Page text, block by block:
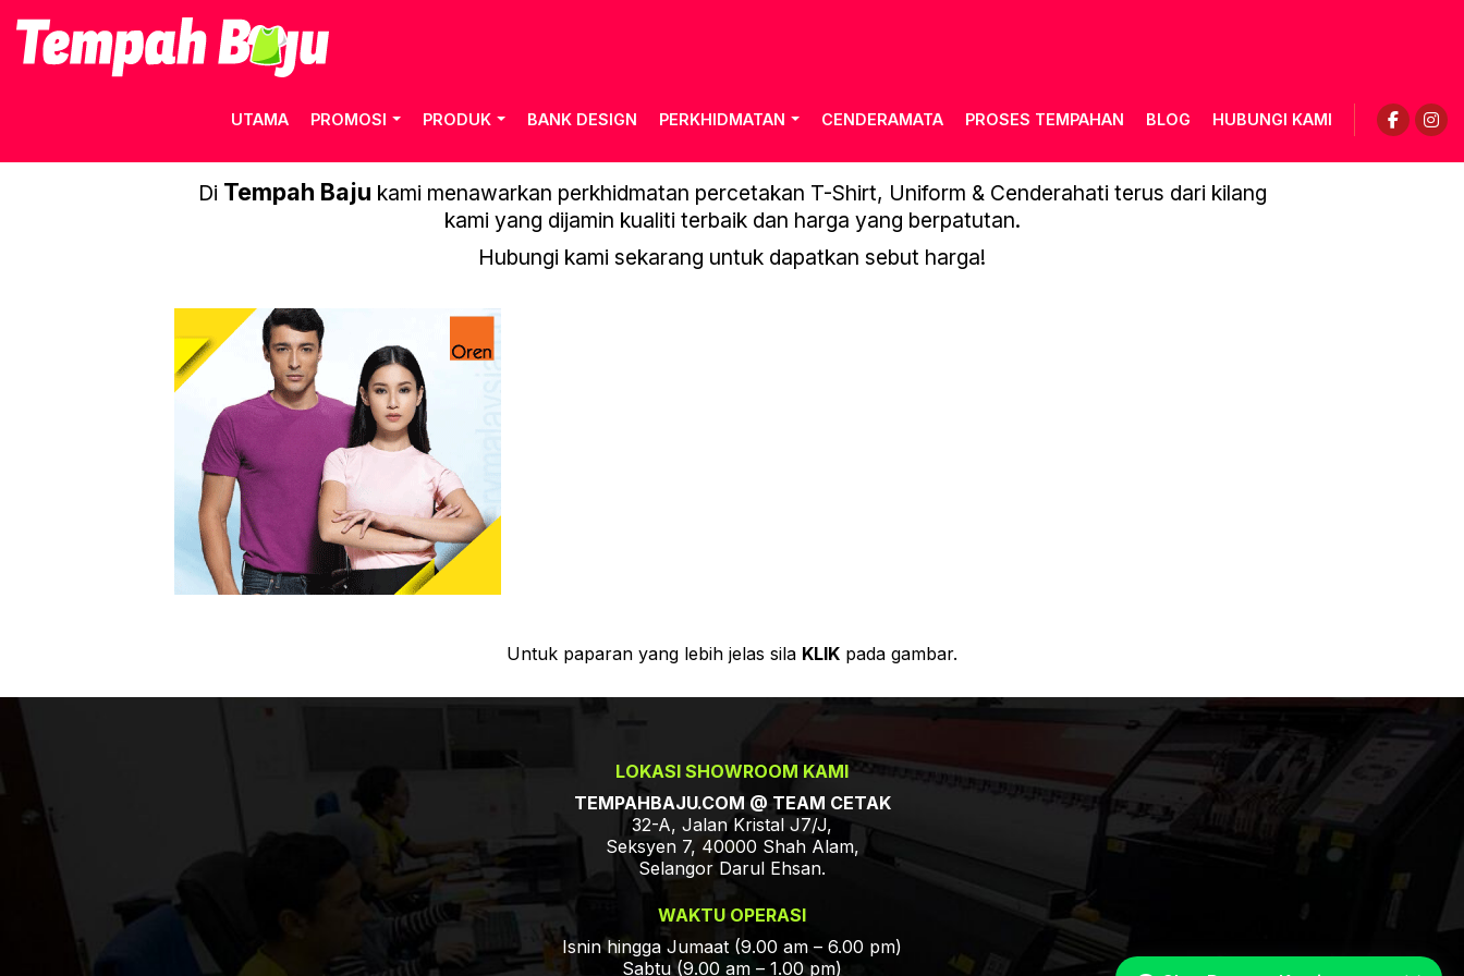
UTAMA PROMOSI PRODUK BANK DESIGN PERKHIDMATAN CENDERAMATA PROSES TEMPAHAN BLOG HUBUNGI KAMI
Di Tempah Baju kami menawarkan perkhidmatan percetakan T-Shirt, Uniform & Cenderahati terus dari kilang
kami yang dijamin kualiti terbaik dan harga yang berpatutan.
Hubungi kami sekarang untuk dapatkan sebut harga!
Untuk paparan yang lebih jelas sila KLIK pada gambar.
LOKASI SHOWROOM KAMI
TEMPAHBAJU.COM @ TEAM CETAK
32-A, Jalan Kristal J7/J,
Seksyen 7, 40000 Shah Alam,
Selangor Darul Ehsan.
WAKTU OPERASI
Isnin hingga Jumaat (9.00 am – 6.00 pm)
Sabtu (9.00 am – 1.00 pm)